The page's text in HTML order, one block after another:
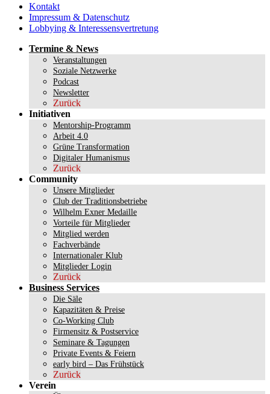
Kontakt
Impressum & Datenschutz
Lobbying & Interessensvertretung
Termine & News
Veranstaltungen
Soziale Netzwerke
Podcast
Newsletter
Zurück
Initiativen
Mentorship-Programm
Arbeit 4.0
Grüne Transformation
Digitaler Humanismus
Zurück
Community
Unsere Mitglieder
Club der Traditionsbetriebe
Wilhelm Exner Medaille
Vorteile für Mitglieder
Mitglied werden
Fachverbände
Internationaler Klub
Mitglieder Login
Zurück
Business Services
Die Säle
Kapazitäten & Preise
Co-Working Club
Firmensitz & Postservice
Seminare & Tagungen
Private Events & Feiern
early bird – Das Frühstück
Zurück
Verein